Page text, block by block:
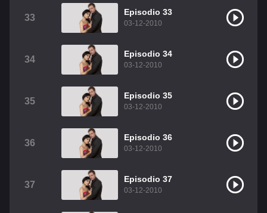
33
Episodio 33
03-12-2010
34
Episodio 34
03-12-2010
35
Episodio 35
03-12-2010
36
Episodio 36
03-12-2010
37
Episodio 37
03-12-2010